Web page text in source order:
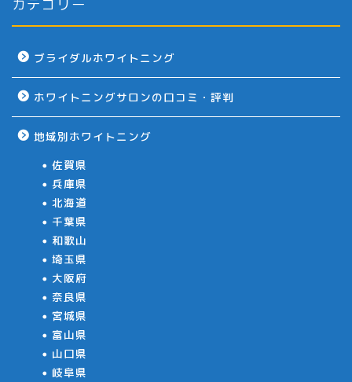
カテゴリー
ブライダルホワイトニング
ホワイトニングサロンの口コミ・評判
地域別ホワイトニング
佐賀県
兵庫県
北海道
千葉県
和歌山
埼玉県
大阪府
奈良県
宮城県
富山県
山口県
岐阜県